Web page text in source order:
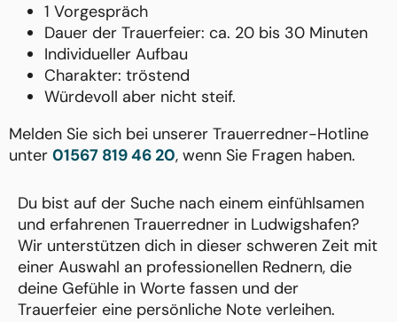
1 Vorgespräch
Dauer der Trauerfeier: ca. 20 bis 30 Minuten
Individueller Aufbau
Charakter: tröstend
Würdevoll aber nicht steif.
Melden Sie sich bei unserer Trauerredner-Hotline
unter 01567 819 46 20, wenn Sie Fragen haben.
Du bist auf der Suche nach einem einfühlsamen
und erfahrenen Trauerredner in Ludwigshafen?
Wir unterstützen dich in dieser schweren Zeit mit
einer Auswahl an professionellen Rednern, die
deine Gefühle in Worte fassen und der
Trauerfeier eine persönliche Note verleihen.